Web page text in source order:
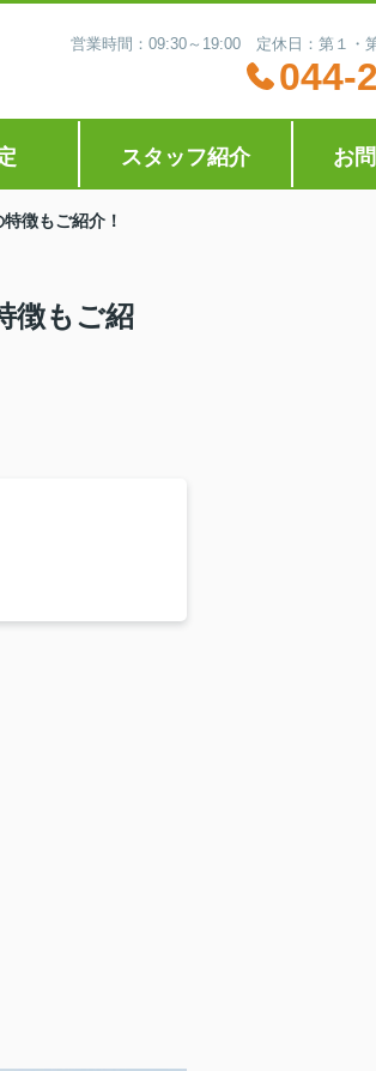
営業時間：09:30～19:00 定休日：第１
044-
スタッフ紹介 お
徴もご紹介！
徴もご紹